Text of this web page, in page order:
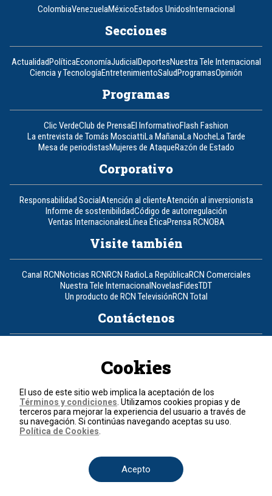
ColombiaVenezuelaMéxicoEstados UnidosInternacional
Secciones
ActualidadPolíticaEconomíaJudicialDeportesNuestra Tele Internacional
Ciencia y TecnologíaEntretenimientoSaludProgramasOpinión
Programas
Clic VerdeClub de PrensaEl InformativoFlash Fashion
La entrevista de Tomás MosciattiLa MañanaLa NocheLa Tarde
Mesa de periodistasMujeres de AtaqueRazón de Estado
Corporativo
Responsabilidad SocialAtención al clienteAtención al inversionista
Informe de sostenibilidadCódigo de autorregulación
Ventas InternacionalesLínea ÉticaPrensa RCNOBA
Visite también
Canal RCNNoticias RCNRCN RadioLa RepúblicaRCN Comerciales
Nuestra Tele InternacionalNovelasFidesTDT
Un producto de RCN TelevisiónRCN Total
Contáctenos
Política de cookies
Términos y condiciones
© 2026, RCN Medios.
Todos los derechos reservados.
Cookies
El uso de este sitio web implica la aceptación de los
Términos y condiciones . Utilizamos cookies propias y de
terceros para mejorar la experiencia del usuario a través de
su navegación. Si continúas navegando aceptas su uso.
Política de Cookies
Acepto